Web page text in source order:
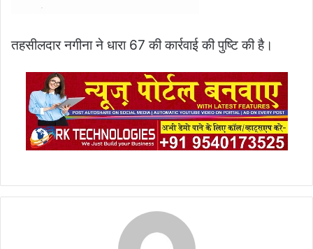
तहसीलदार नगीना ने धारा 67 की कार्रवाई की पुष्टि की है।